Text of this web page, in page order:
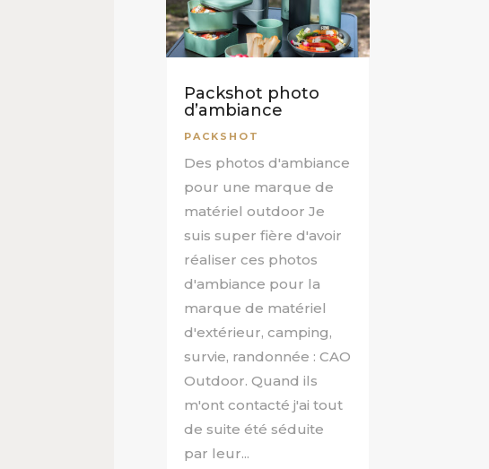
Packshot photo
d’ambiance
PACKSHOT
Des photos d'ambiance
pour une marque de
matériel outdoor Je
suis super fière d'avoir
réaliser ces photos
d'ambiance pour la
marque de matériel
d'extérieur, camping,
survie, randonnée : CAO
Outdoor. Quand ils
m'ont contacté j'ai tout
de suite été séduite
par leur...